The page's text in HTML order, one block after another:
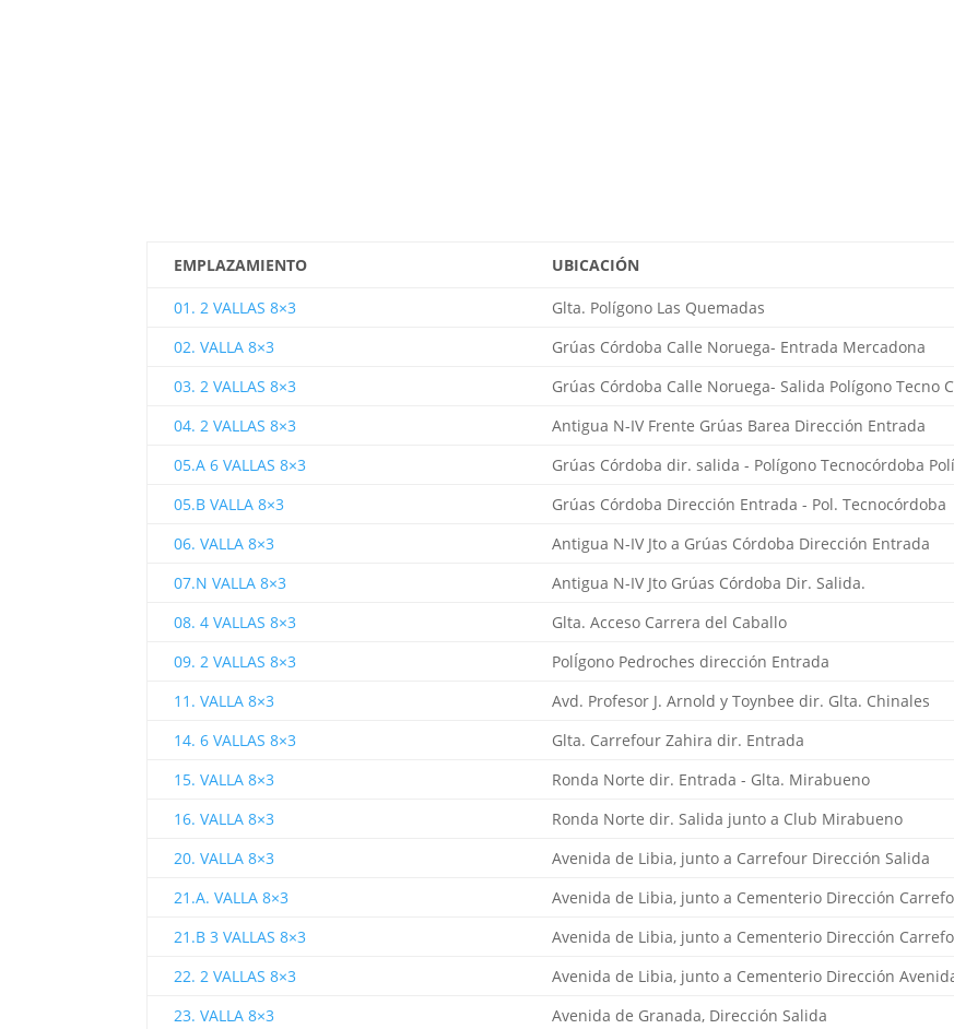
EMPLAZAMIENTO UBICACIÓN
01. 2 VALLAS 8×3
Glta. Polígono Las Quemadas
02. VALLA 8×3
Grúas Córdoba Calle Noruega- Entrada Mercadona
03. 2 VALLAS 8×3
Grúas Córdoba Calle Noruega- Salida Polígono Tecno
04. 2 VALLAS 8×3
Antigua N-IV Frente Grúas Barea Dirección Entrada
05.A 6 VALLAS 8×3
Grúas Córdoba dir. salida - Polígono Tecnocórdoba
05.B VALLA 8×3
Grúas Córdoba Dirección Entrada - Pol. Tecnocórdoba
06. VALLA 8×3
Antigua N-IV Jto a Grúas Córdoba Dirección Entrada
07.N VALLA 8×3
Antigua N-IV Jto Grúas Córdoba Dir. Salida.
08. 4 VALLAS 8×3
Glta. Acceso Carrera del Caballo
09. 2 VALLAS 8×3
PolÍgono Pedroches dirección Entrada
11. VALLA 8×3
Avd. Profesor J. Arnold y Toynbee dir. Glta. Chinales
14. 6 VALLAS 8×3
Glta. Carrefour Zahira dir. Entrada
15. VALLA 8×3
Ronda Norte dir. Entrada - Glta. Mirabueno
16. VALLA 8×3
Ronda Norte dir. Salida junto a Club Mirabueno
20. VALLA 8×3
Avenida de Libia, junto a Carrefour Dirección Salida
21.A. VALLA 8×3
Avenida de Libia, junto a Cementerio Dirección
21.B 3 VALLAS 8×3
Avenida de Libia, junto a Cementerio Dirección
22. 2 VALLAS 8×3
Avenida de Libia, junto a Cementerio Dirección
23. VALLA 8×3
Avenida de Granada, Dirección Salida